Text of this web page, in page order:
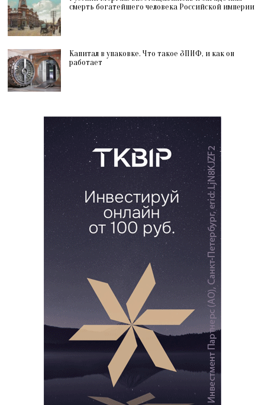
смерть богатейшего человека Российской империи
Капитал в упаковке. Что такое ЗПИФ, и как он
работает